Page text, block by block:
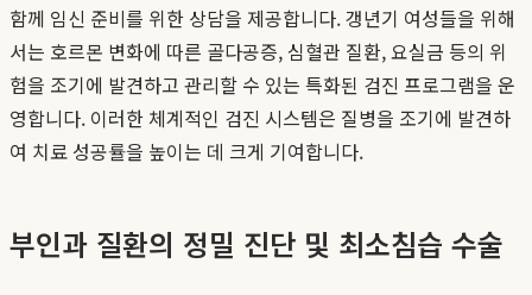
함께 임신 준비를 위한 상담을 제공합니다. 갱년기 여성들을 위해
서는 호르몬 변화에 따른 골다공증, 심혈관 질환, 요실금 등의 위
험을 조기에 발견하고 관리할 수 있는 특화된 검진 프로그램을 운
영합니다. 이러한 체계적인 검진 시스템은 질병을 조기에 발견하
여 치료 성공률을 높이는 데 크게 기여합니다.
부인과 질환의 정밀 진단 및 최소침습 수술